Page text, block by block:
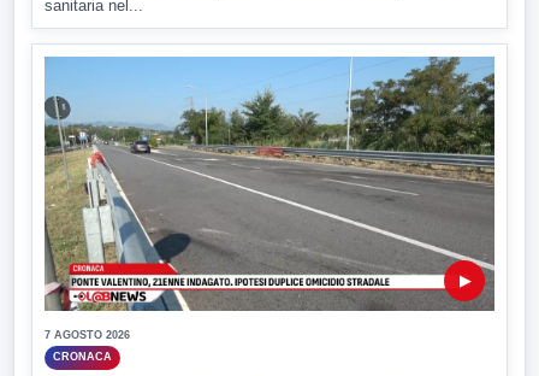
sanitaria nel...
▶
7 AGOSTO 2026
CRONACA